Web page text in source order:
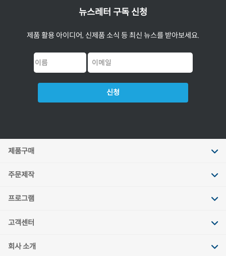
뉴스레터 구독 신청
제품 활용 아이디어, 신제품 소식 등 최신 뉴스를 받아보세요.
신청
제품구매
주문제작
프로그램
고객센터
회사 소개